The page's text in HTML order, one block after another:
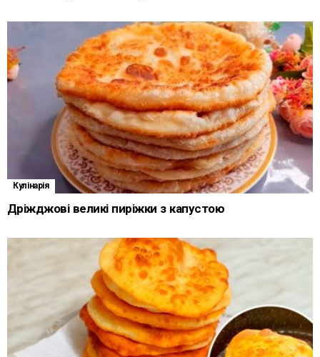
Кулінарія
Дріжджові великі пиріжки з капустою